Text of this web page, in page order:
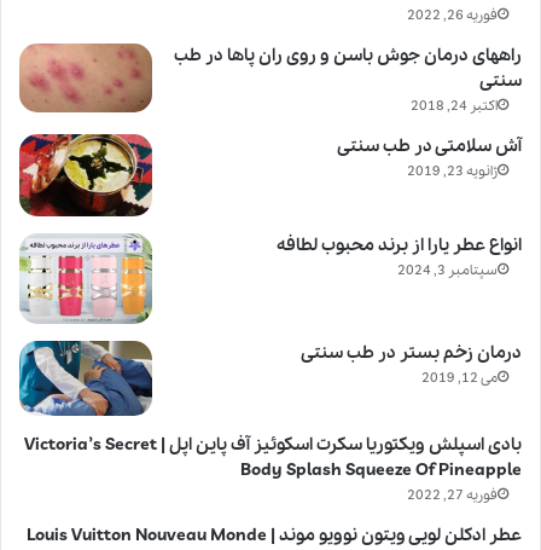
فوریه 26, 2022
راههای درمان جوش باسن و روی ران پاها در طب
سنتی
اکتبر 24, 2018
آش سلامتی در طب سنتی
ژانویه 23, 2019
انواع عطر یارا از برند محبوب لطافه
سپتامبر 3, 2024
درمان زخم بستر در طب سنتی
می 12, 2019
بادی اسپلش ویکتوریا سکرت اسکوئیز آف پاین اپل | Victoria’s Secret
Body Splash Squeeze Of Pineapple
فوریه 27, 2022
عطر ادکلن لویی ویتون نوویو موند | Louis Vuitton Nouveau Monde